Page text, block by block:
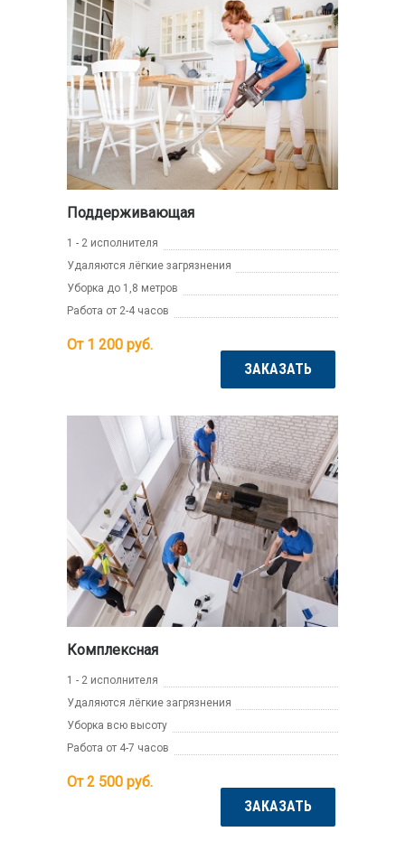
Поддерживающая
1 - 2 исполнителя
Удаляются лёгкие загрязнения
Уборка до 1,8 метров
Работа от 2-4 часов
От 1 200 руб.
ЗАКАЗАТЬ
Комплексная
1 - 2 исполнителя
Удаляются лёгкие загрязнения
Уборка всю высоту
Работа от 4-7 часов
От 2 500 руб.
ЗАКАЗАТЬ